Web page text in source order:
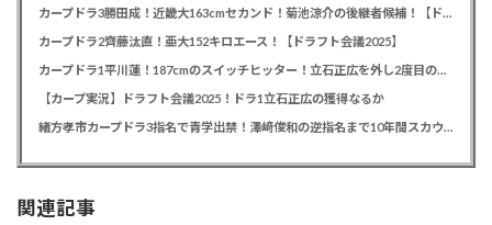
カープドラ3勝田成！近畿大163cmセカンド！菊池涼介の後継者候補！【ドラフト会議2025】
カープドラ2齊藤汰直！亜大152キロエース！【ドラフト会議2025】
カープドラ1平川蓮！187cmのスイッチヒッター！立石正広を外し2度目の重複も新井監督がクジを引き当てる！【ドラフト会議2025】
【カープ実況】ドラフト会議2025！ドラ1立石正広の獲得なるか
緒方孝市カープドラ3指名で青学出禁！澤﨑俊和の逆指名まで10年間スカウト出禁
関連記事